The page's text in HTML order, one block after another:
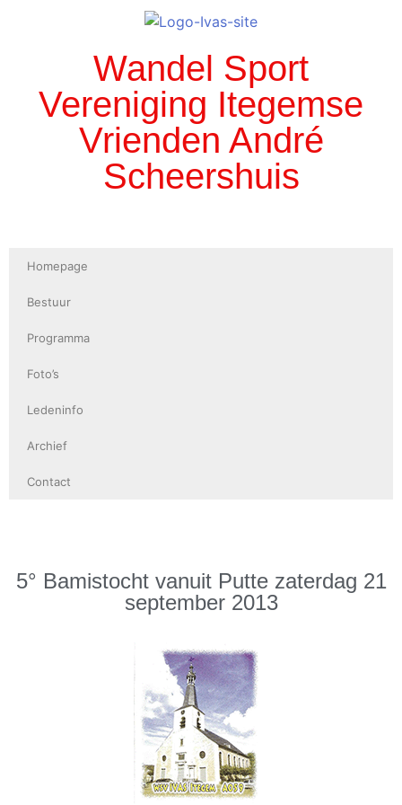
Wandel Sport
Vereniging Itegemse
Vrienden André
Scheershuis
Homepage
Bestuur
Programma
Foto’s
Ledeninfo
Archief
Contact
5° Bamistocht vanuit Putte zaterdag 21
september 2013